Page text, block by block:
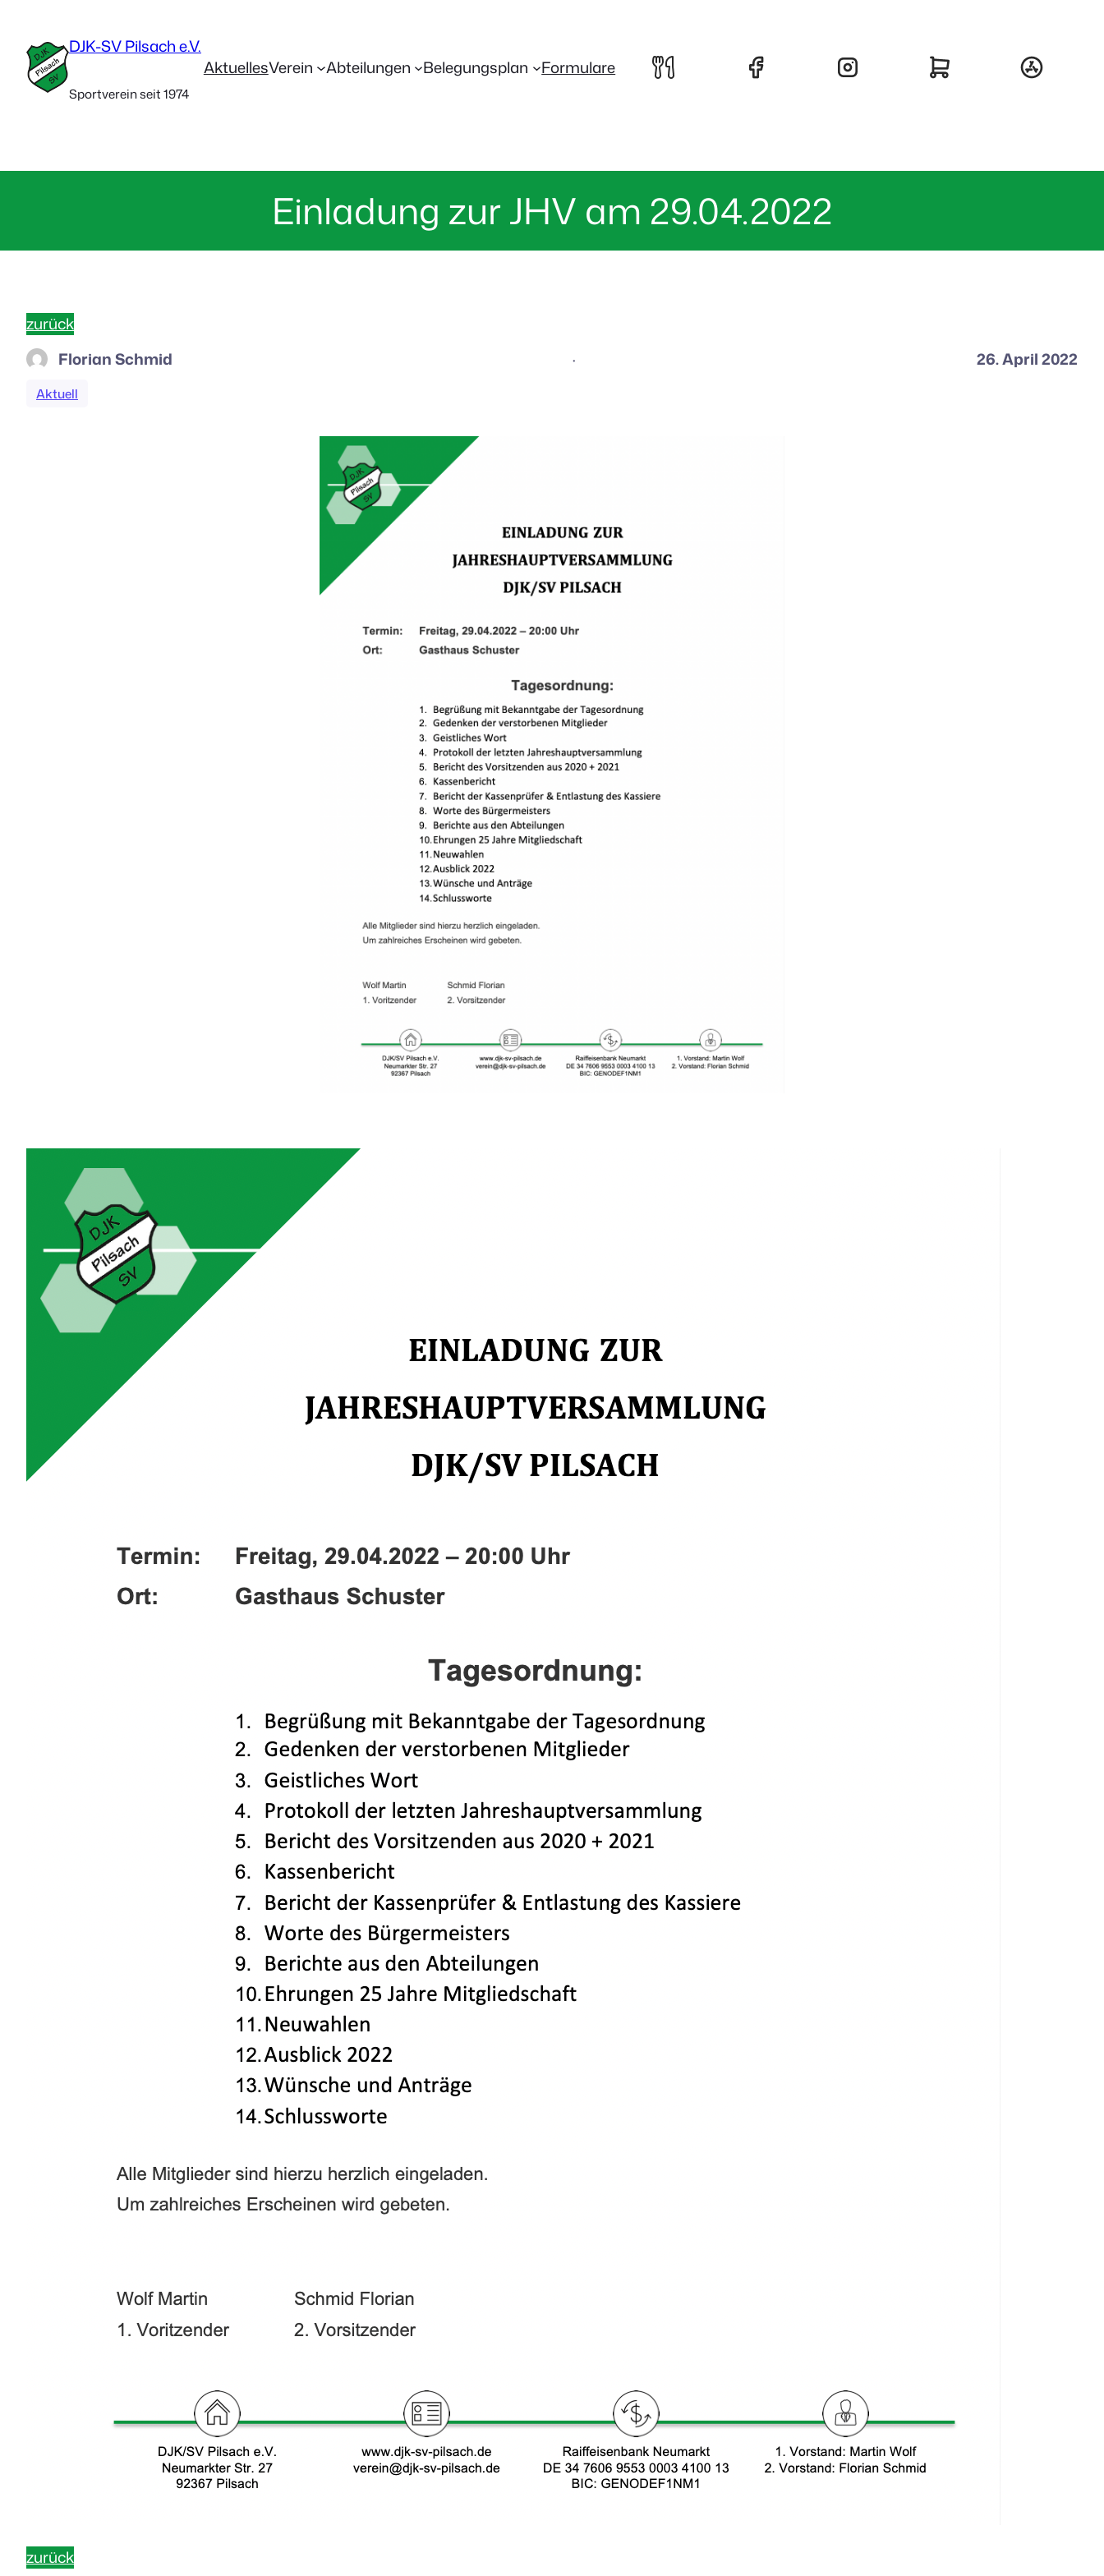
DJK-SV Pilsach e.V.
Sportverein seit 1974
AktuellesVerein Abteilungen Belegungsplan Formulare
Einladung zur JHV am 29.04.2022
zurück
Florian Schmid
· 26. April 2022
Aktuell
zurück